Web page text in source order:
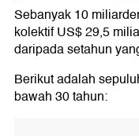
Sebanyak 10
kolektif US$ 29,5
daripada setahun
Berikut adalah
bawah 30 tahun: